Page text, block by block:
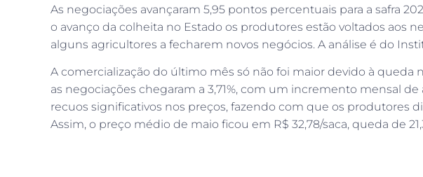
As negociações avançaram 5,95 pontos percentuais para a safra
o avanço da colheita no Estado os produtores estão voltados aos
alguns agricultores a fecharem novos negócios. A análise é do
A comercialização do último mês só não foi maior devido à queda
as negociações chegaram a 3,71%, com um incremento mensal
recuos significativos nos preços, fazendo com que os produtores
Assim, o preço médio de maio ficou em R$ 32,78/saca, queda de